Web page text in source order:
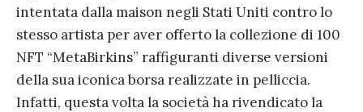
intentata dalla maison negli Stati Uniti contro lo
stesso artista per aver offerto la collezione di 100
NFT “MetaBirkins” raffiguranti diverse versioni
della sua iconica borsa realizzate in pelliccia.
Infatti, questa volta la società ha rivendicato la